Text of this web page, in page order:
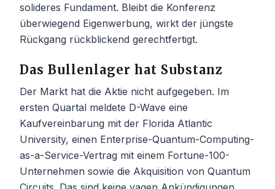
solideres Fundament. Bleibt die Konferenz
überwiegend Eigenwerbung, wirkt der jüngste
Rückgang rückblickend gerechtfertigt.
Das Bullenlager hat Substanz
Der Markt hat die Aktie nicht aufgegeben. Im
ersten Quartal meldete D-Wave eine
Kaufvereinbarung mit der Florida Atlantic
University, einen Enterprise-Quantum-Computing-
as-a-Service-Vertrag mit einem Fortune-100-
Unternehmen sowie die Akquisition von Quantum